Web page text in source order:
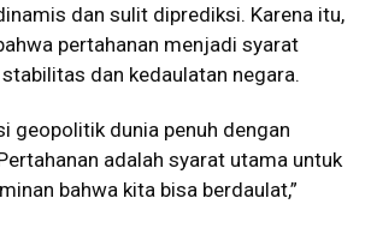
dan sulit diprediksi. Karena itu,
pertahanan menjadi syarat
dan kedaulatan negara.
geopolitik dunia penuh dengan
adalah syarat utama untuk
bahwa kita bisa berdaulat,”